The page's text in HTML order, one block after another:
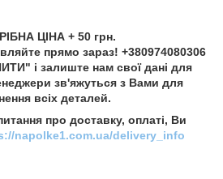
ЦІНА + 50 грн.
прямо зараз! +380974080306
і залиште нам свої дані для
зв'яжуться з Вами для
всіх деталей.
про доставку, оплаті, Ви
napolke1.com.ua/delivery_info